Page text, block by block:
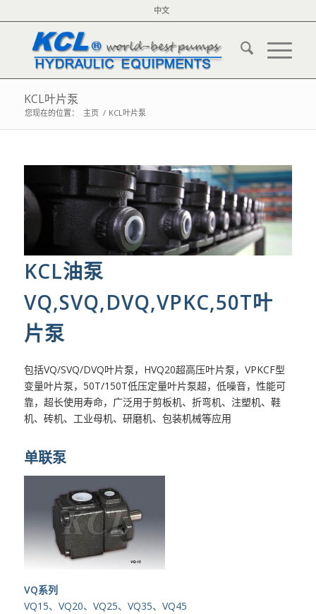
中文
KCL叶片泵
您现在的位置： 主页 / KCL叶片泵
KCL油泵
VQ,SVQ,DVQ,VPKC,50T叶
片泵
包括VQ/SVQ/DVQ叶片泵，HVQ20超高压叶片泵，VPKCF型
变量叶片泵，50T/150T低压定量叶片泵超，低噪音，性能可
靠，超长使用寿命，广泛用于剪板机、折弯机、注塑机、鞋
机、砖机、工业母机、研磨机、包装机械等应用
单联泵
VQ系列
VQ15、VQ20、VQ25、VQ35、VQ45